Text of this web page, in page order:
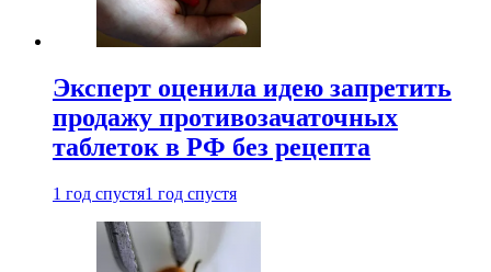
Эксперт оценила идею запретить
продажу противозачаточных
таблеток в РФ без рецепта
1 год спустя1 год спустя